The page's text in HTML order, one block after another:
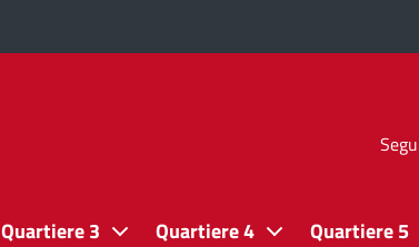
Quartiere 3 Quartiere 4 Quartiere 5